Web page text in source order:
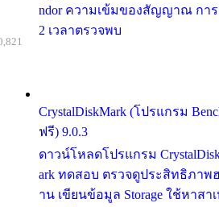
ndor ความเข้มของสัญญาณ การเ
2 เวลาตรวจพบ
CrystalDiskMark (โปรแกรม
ฟรี) 9.0.3
ดาวน์โหลดโปรแกรม
ark ทดสอบ ตรวจดูประสิทธิภาพ
าน เขียนข้อมูล Storage ใช้หาสา